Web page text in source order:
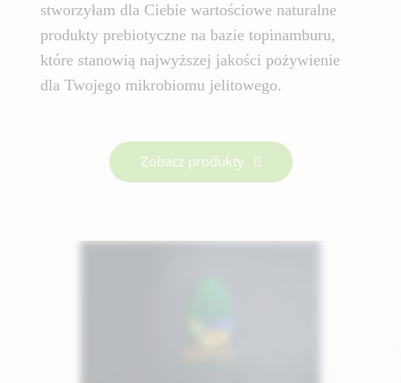
stworzyłam dla Ciebie wartościowe naturalne
produkty prebiotyczne na bazie topinamburu,
które stanowią najwyższej jakości pożywienie
dla Twojego mikrobiomu jelitowego.
Zobacz produkty